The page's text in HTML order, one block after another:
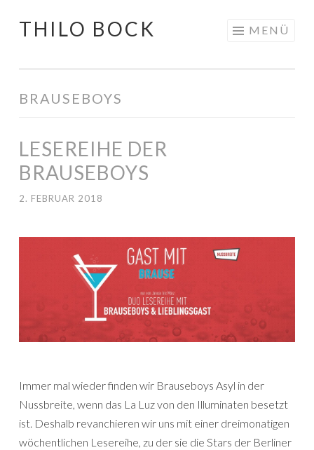
Springe
THILO BOCK MENÜ
BRAUSEBOYS
LESEREIHE DER
BRAUSEBOYS
2. FEBRUAR 2018
Immer mal wieder finden wir Brauseboys Asyl in der
Nussbreite, wenn das La Luz von den Illuminaten besetzt
ist. Deshalb revanchieren wir uns mit einer dreimonatigen
wöchentlichen Lesereihe, zu der sie die Stars der Berliner